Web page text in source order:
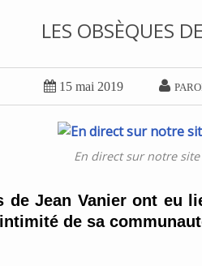
LES OBSÈQUES
 15 mai 2019 
En direct sur notre
de Jean Vanier ont eu
de sa